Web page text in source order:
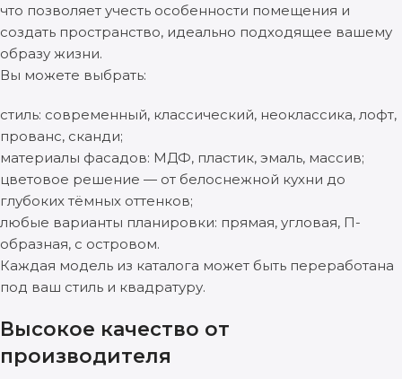
что позволяет учесть особенности помещения и
создать пространство, идеально подходящее вашему
образу жизни.
Вы можете выбрать:
стиль: современный, классический, неоклассика, лофт,
прованс, сканди;
материалы фасадов: МДФ, пластик, эмаль, массив;
цветовое решение — от белоснежной кухни до
глубоких тёмных оттенков;
любые варианты планировки: прямая, угловая, П-
образная, с островом.
Каждая модель из каталога может быть переработана
под ваш стиль и квадратуру.
Высокое качество от
производителя